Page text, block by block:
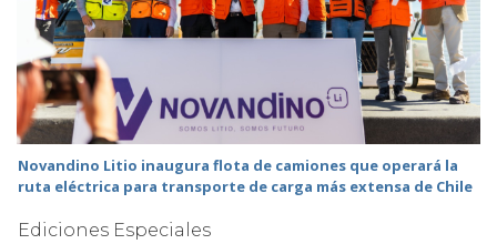
Novandino Litio inaugura flota de camiones que operará la
ruta eléctrica para transporte de carga más extensa de Chile
Ediciones Especiales